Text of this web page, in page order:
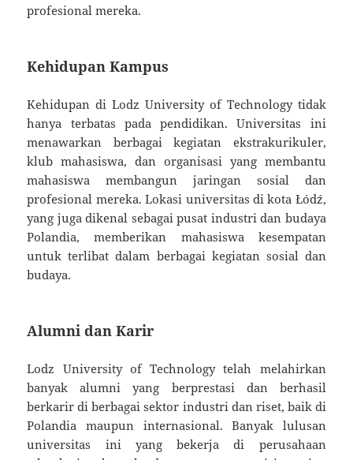
profesional mereka.
Kehidupan Kampus
Kehidupan di Lodz University of Technology tidak
hanya terbatas pada pendidikan. Universitas ini
menawarkan berbagai kegiatan ekstrakurikuler,
klub mahasiswa, dan organisasi yang membantu
mahasiswa membangun jaringan sosial dan
profesional mereka. Lokasi universitas di kota Łódź,
yang juga dikenal sebagai pusat industri dan budaya
Polandia, memberikan mahasiswa kesempatan
untuk terlibat dalam berbagai kegiatan sosial dan
budaya.
Alumni dan Karir
Lodz University of Technology telah melahirkan
banyak alumni yang berprestasi dan berhasil
berkarir di berbagai sektor industri dan riset, baik di
Polandia maupun internasional. Banyak lulusan
universitas ini yang bekerja di perusahaan